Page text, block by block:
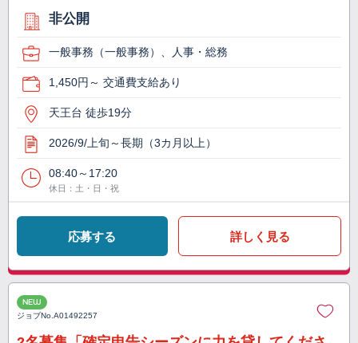
非公開
一般事務（一般事務）、人事・総務
1,450円～ 交通費支給あり
天王台 徒歩19分
2026/9/上旬～長期（3カ月以上）
08:40～17:20
休日：土・日・祝
応募する 詳しく見る
NEW
ジョブNo.A01492257